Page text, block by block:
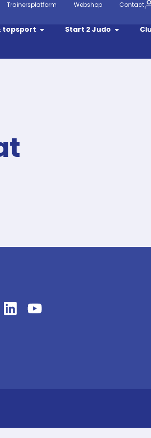
Trainersplatform Webshop Contact
topsport Start 2 Judo